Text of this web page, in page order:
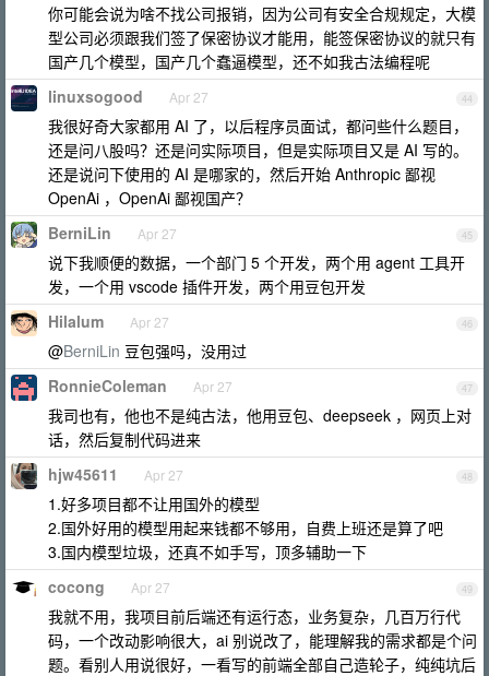
你可能会说为啥不找公司报销，因为公司有安全合规规定，大模
型公司必须跟我们签了保密协议才能用，能签保密协议的就只有
国产几个模型，国产几个蠢逼模型，还不如我古法编程呢
44
linuxsogood Apr 27
我很好奇大家都用 AI 了，以后程序员面试，都问些什么题目，
还是问八股吗？还是问实际项目，但是实际项目又是 AI 写的。
还是说问下使用的 AI 是哪家的，然后开始 Anthropic 鄙视
OpenAi ，OpenAi 鄙视国产？
45
BerniLin Apr 27
说下我顺便的数据，一个部门 5 个开发，两个用 agent 工具开
发，一个用 vscode 插件开发，两个用豆包开发
46
Hilalum Apr 27
@BerniLin 豆包强吗，没用过
47
RonnieColeman Apr 27
我司也有，他也不是纯古法，他用豆包、deepseek ，网页上对
话，然后复制代码进来
48
hjw45611 Apr 27
1.好多项目都不让用国外的模型
2.国外好用的模型用起来钱都不够用，自费上班还是算了吧
3.国内模型垃圾，还真不如手写，顶多辅助一下
49
cocong Apr 27
我就不用，我项目前后端还有运行态，业务复杂，几百万行代
码，一个改动影响很大，ai 别说改了，能理解我的需求都是个问
题。看别人用说很好，一看写的前端全部自己造轮子，纯纯坑后